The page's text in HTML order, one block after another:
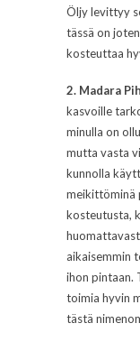
Öljy levittyy
tässä on
kosteuttaa
2. Madara
kasvoille
minulla on
mutta vasta
kunnolla
meikittöminä
kosteutusta,
aikaisemmin
ihon pintaan.
toimia hyvin
tästä